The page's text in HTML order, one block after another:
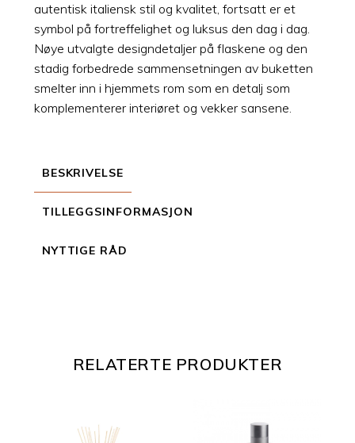
BESKRIVELSE
TILLEGGSINFORMASJON
NYTTIGE RÅD
autentisk italiensk stil og kvalitet, fortsatt er et
symbol på fortreffelighet og luksus den dag i dag.
Nøye utvalgte designdetaljer på flaskene og den
stadig forbedrede sammensetningen av buketten
smelter inn i hjemmets rom som en detalj som
komplementerer interiøret og vekker sansene.
RELATERTE PRODUKTER